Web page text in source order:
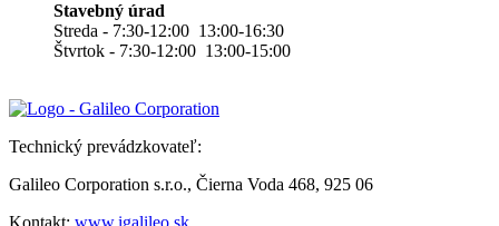
Stavebný úrad
Streda - 7:30-12:00 13:00-16:30
Štvrtok - 7:30-12:00 13:00-15:00
Technický prevádzkovateľ:
Galileo Corporation s.r.o., Čierna Voda 468, 925 06